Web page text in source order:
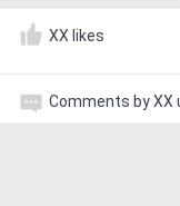
XX likes
Comments by XX